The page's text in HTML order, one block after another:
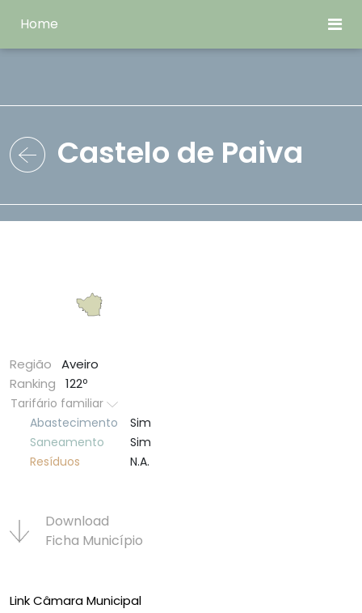
Home
Castelo de Paiva
Região
Aveiro
Ranking
122º
Tarifário familiar
Abastecimento
Sim
Saneamento
Sim
Resí­duos
N.A.
Download
Ficha Municí­pio
Link Câmara Municipal